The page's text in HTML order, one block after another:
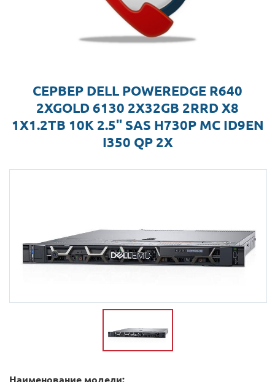
СЕРВЕР DELL POWEREDGE R640
2XGOLD 6130 2X32GB 2RRD X8
1X1.2TB 10K 2.5" SAS H730P MC ID9EN
I350 QP 2X
Наименование модели: